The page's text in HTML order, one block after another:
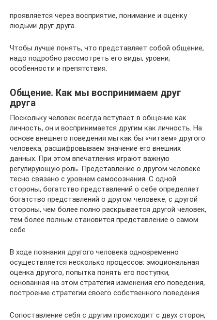
проявляется через восприятие, понимание и оценку
людьми друг друга.
Чтобы лучше понять, что представляет собой общение,
надо подробно рассмотреть его виды, уровни,
особенности и препятствия.
Общение. Как мы воспринимаем друг
друга
Поскольку человек всегда вступает в общение как
личность, он и воспринимается другим как личность. На
основе внешнего поведения мы как бы «читаем» другого
человека, расшифровываем значение его внешних
данных. При этом впечатления играют важную
регулирующую роль. Представление о другом человеке
тесно связано с уровнем самосознания. С одной
стороны, богатство представлений о себе определяет
богатство представлений о другом человеке, с другой
стороны, чем более полно раскрывается другой человек,
тем более полным становится представление о самом
себе.
В ходе познания другого человека одновременно
осуществляется несколько процессов: эмоциональная
оценка другого, попытка понять его поступки,
основанная на этом стратегия изменения его поведения,
построение стратегии своего собственного поведения.
Сопоставление себя с другим происходит с двух сторон,